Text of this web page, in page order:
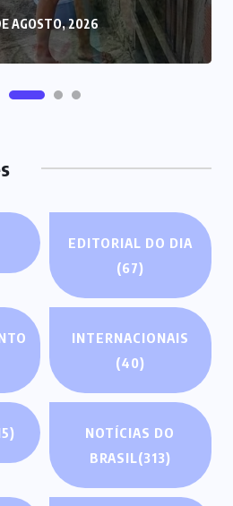
AGOSTO, 2026
EDITORIAL DO DIA
(67)
INTERNACIONAIS
(40)
NOTÍCIAS DO
BRASIL(313)